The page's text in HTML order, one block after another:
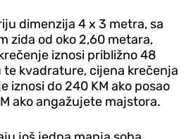
dimenzija 4 x 3 metra, sa
zida od oko 2,60 metara,
iznosi približno 48
te kvadrature, cijena krečenja
iznosi do 240 KM ako posao
ako angažujete majstora.